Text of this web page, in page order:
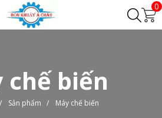
0
chế biến
/ Sản phẩm / Máy chế biến